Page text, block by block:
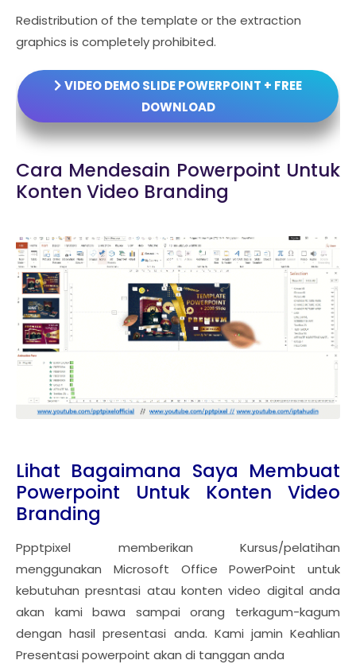
Redistribution of the template or the extraction
graphics is completely prohibited.
VIDEO DEMO SLIDE POWERPOINT + FREE
DOWNLOAD
Cara Mendesain Powerpoint Untuk
Konten Video Branding
Lihat Bagaimana Saya Membuat
Powerpoint Untuk Konten Video
Branding
Ppptpixel memberikan Kursus/pelatihan
menggunakan Microsoft Office PowerPoint untuk
kebutuhan presntasi atau konten video digital anda
akan kami bawa sampai orang terkagum-kagum
dengan hasil presentasi anda. Kami jamin Keahlian
Presentasi powerpoint akan di tanggan anda